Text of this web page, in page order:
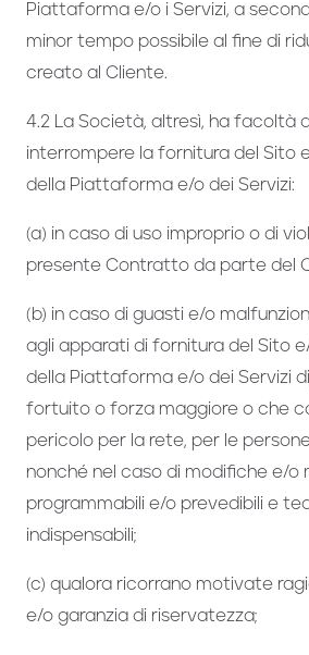
Piattaforma e/o i Servizi, a
minor tempo possibile al fine di
creato al Cliente.
4.2 La Società, altresì, ha facoltà
interrompere la fornitura del Sito
della Piattaforma e/o dei Servizi:
(a) in caso di uso improprio o di
presente Contratto da parte del
(b) in caso di guasti e/o
agli apparati di fornitura del Sito
della Piattaforma e/o dei Servizi
fortuito o forza maggiore o che
pericolo per la rete, per le
nonché nel caso di modifiche e/o
programmabili e/o prevedibili e
indispensabili;
(c) qualora ricorrano motivate
e/o garanzia di riservatezza;